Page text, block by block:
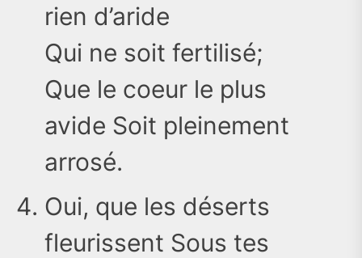
rien d’aride
Qui ne soit fertilisé;
Que le coeur le plus
avide Soit pleinement
arrosé.
Oui, que les déserts
fleurissent Sous tes